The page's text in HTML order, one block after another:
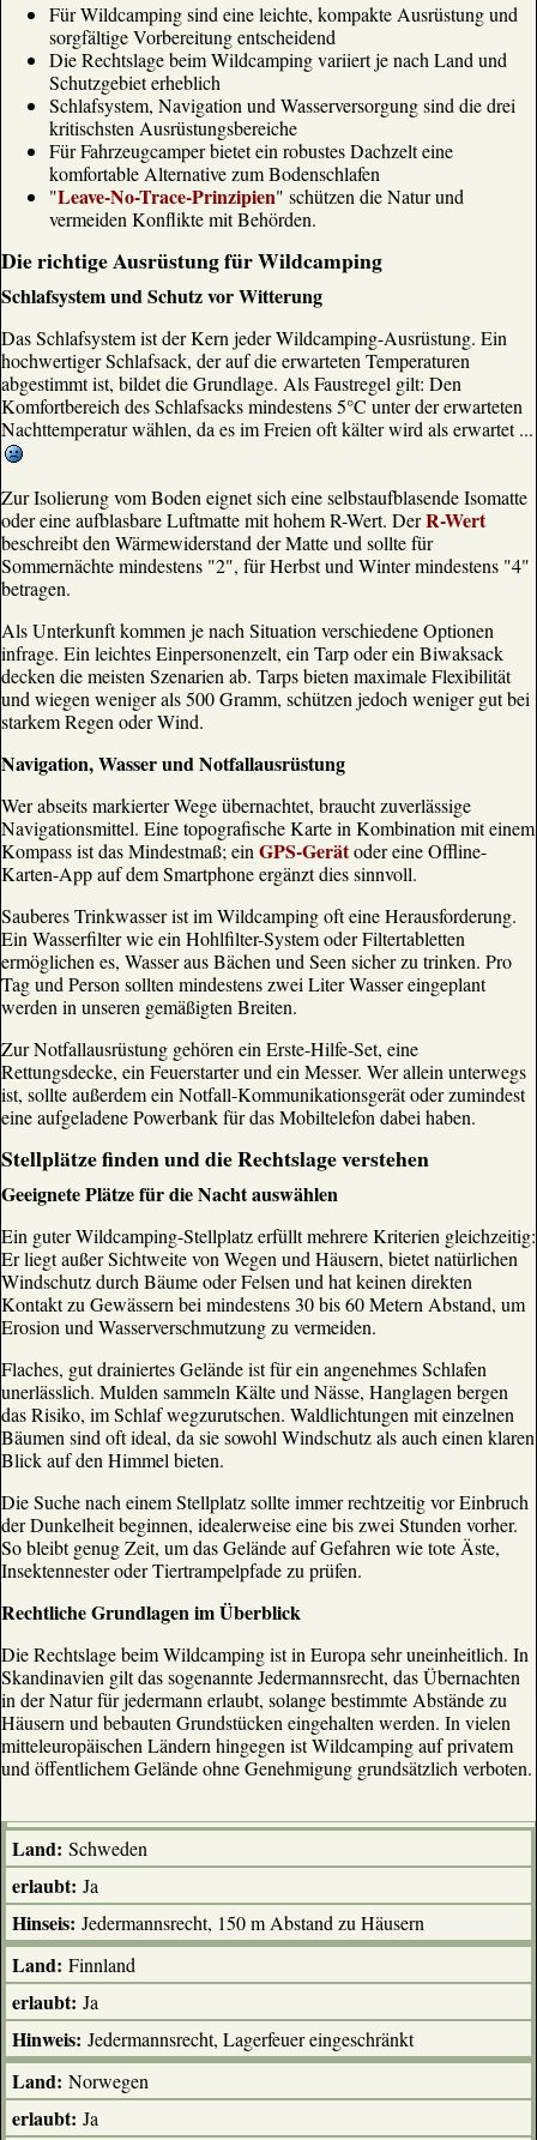
Für Wildcamping sind eine leichte, kompakte Ausrüstung und
sorgfältige Vorbereitung entscheidend
Die Rechtslage beim Wildcamping variiert je nach Land und
Schutzgebiet erheblich
Schlafsystem, Navigation und Wasserversorgung sind die drei
kritischsten Ausrüstungsbereiche
Für Fahrzeugcamper bietet ein robustes Dachzelt eine
komfortable Alternative zum Bodenschlafen
"Leave-No-Trace-Prinzipien" schützen die Natur und
vermeiden Konflikte mit Behörden.
Die richtige Ausrüstung für Wildcamping
Schlafsystem und Schutz vor Witterung
Das Schlafsystem ist der Kern jeder Wildcamping-Ausrüstung. Ein
hochwertiger Schlafsack, der auf die erwarteten Temperaturen
abgestimmt ist, bildet die Grundlage. Als Faustregel gilt: Den
Komfortbereich des Schlafsacks mindestens 5°C unter der erwarteten
Nachttemperatur wählen, da es im Freien oft kälter wird als erwartet ...
Zur Isolierung vom Boden eignet sich eine selbstaufblasende Isomatte
oder eine aufblasbare Luftmatte mit hohem R-Wert. DerR-Wert
beschreibt den Wärmewiderstand der Matte und sollte für
Sommernächte mindestens "2", für Herbst und Winter mindestens "4"
betragen.
Als Unterkunft kommen je nach Situation verschiedene Optionen
infrage. Ein leichtes Einpersonenzelt, ein Tarp oder ein Biwaksack
decken die meisten Szenarien ab. Tarps bieten maximale Flexibilität
und wiegen weniger als 500 Gramm, schützen jedoch weniger gut bei
starkem Regen oder Wind.
Navigation, Wasser und Notfallausrüstung
Wer abseits markierter Wege übernachtet, braucht zuverlässige
Navigationsmittel. Eine topografische Karte in Kombination mit einem
Kompass ist das Mindestmaß; einGPS-Gerätoder eine Offline-
Karten-App auf dem Smartphone ergänzt dies sinnvoll.
Sauberes Trinkwasser ist im Wildcamping oft eine Herausforderung.
Ein Wasserfilter wie ein Hohlfilter-System oder Filtertabletten
ermöglichen es, Wasser aus Bächen und Seen sicher zu trinken. Pro
Tag und Person sollten mindestens zwei Liter Wasser eingeplant
werden in unseren gemäßigten Breiten.
Zur Notfallausrüstung gehören ein Erste-Hilfe-Set, eine
Rettungsdecke, ein Feuerstarter und ein Messer. Wer allein unterwegs
ist, sollte außerdem ein Notfall-Kommunikationsgerät oder zumindest
eine aufgeladene Powerbank für das Mobiltelefon dabei haben.
Stellplätze finden und die Rechtslage verstehen
Geeignete Plätze für die Nacht auswählen
Ein guter Wildcamping-Stellplatz erfüllt mehrere Kriterien gleichzeitig:
Er liegt außer Sichtweite von Wegen und Häusern, bietet natürlichen
Windschutz durch Bäume oder Felsen und hat keinen direkten
Kontakt zu Gewässern bei mindestens 30 bis 60 Metern Abstand, um
Erosion und Wasserverschmutzung zu vermeiden.
Flaches, gut drainiertes Gelände ist für ein angenehmes Schlafen
unerlässlich. Mulden sammeln Kälte und Nässe, Hanglagen bergen
das Risiko, im Schlaf wegzurutschen. Waldlichtungen mit einzelnen
Bäumen sind oft ideal, da sie sowohl Windschutz als auch einen klaren
Blick auf den Himmel bieten.
Die Suche nach einem Stellplatz sollte immer rechtzeitig vor Einbruch
der Dunkelheit beginnen, idealerweise eine bis zwei Stunden vorher.
So bleibt genug Zeit, um das Gelände auf Gefahren wie tote Äste,
Insektennester oder Tiertrampelpfade zu prüfen.
Rechtliche Grundlagen im Überblick
Die Rechtslage beim Wildcamping ist in Europa sehr uneinheitlich. In
Skandinavien gilt das sogenannte Jedermannsrecht, das Übernachten
in der Natur für jedermann erlaubt, solange bestimmte Abstände zu
Häusern und bebauten Grundstücken eingehalten werden. In vielen
mitteleuropäischen Ländern hingegen ist Wildcamping auf privatem
und öffentlichem Gelände ohne Genehmigung grundsätzlich verboten.
Schweden
Ja
Jedermannsrecht, 150 m Abstand zu Häusern
Finnland
Ja
Jedermannsrecht, Lagerfeuer eingeschränkt
Norwegen
Ja